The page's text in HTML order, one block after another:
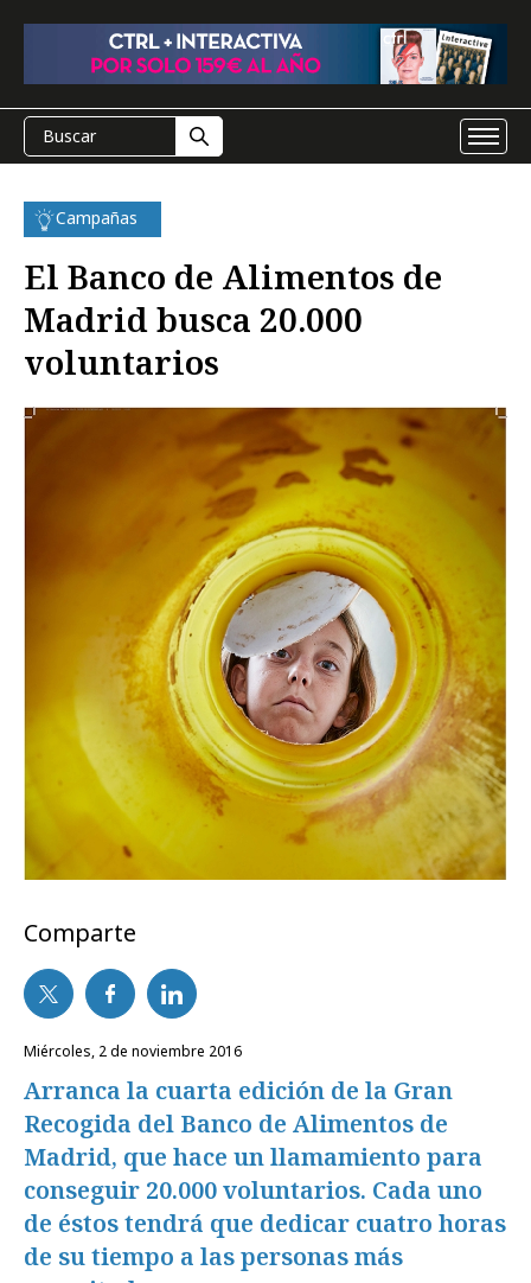
Campañas
El Banco de Alimentos de
Madrid busca 20.000
voluntarios
Comparte
miércoles, 2 de noviembre 2016
Arranca la cuarta edición de la Gran
Recogida del Banco de Alimentos de
Madrid, que hace un llamamiento para
conseguir 20.000 voluntarios. Cada uno
de éstos tendrá que dedicar cuatro horas
de su tiempo a las personas más